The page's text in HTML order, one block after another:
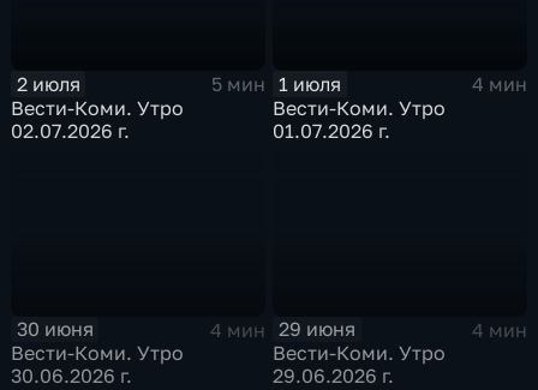
2 июля
5 мин
Вести-Коми. Утро
02.07.2026 г.
1 июля
4 мин
Вести-Коми. Утро
01.07.2026 г.
30 июня
4 мин
Вести-Коми. Утро
30.06.2026 г.
29 июня
4 мин
Вести-Коми. Утро
29.06.2026 г.